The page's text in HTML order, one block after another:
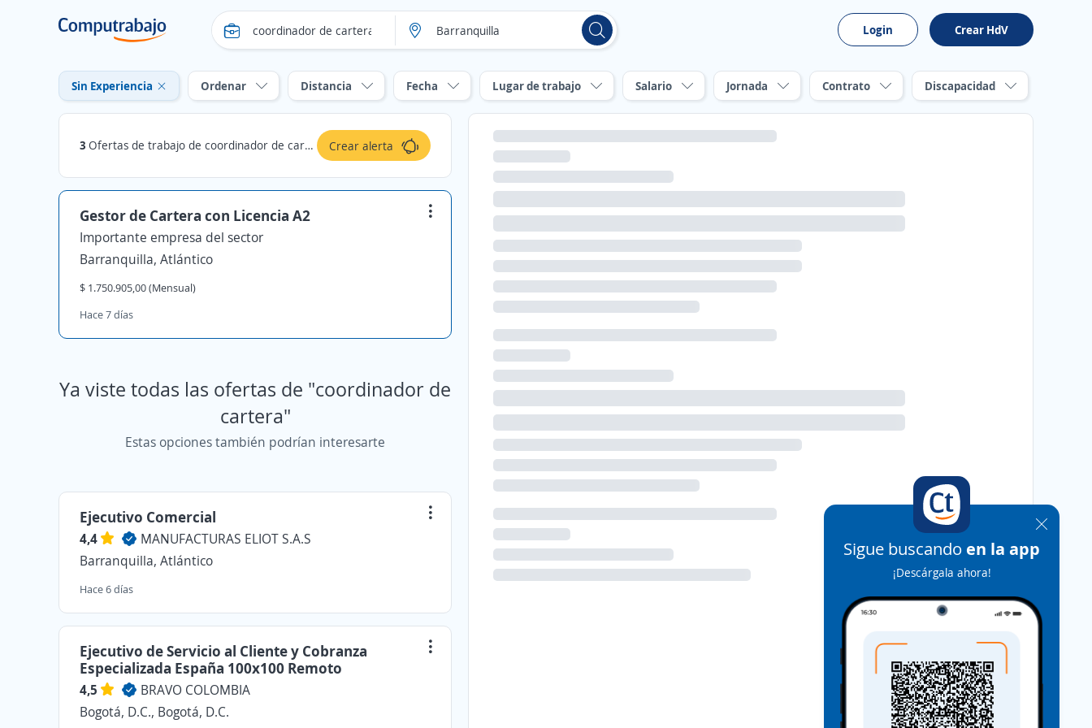
Login Crear HdV
Sin Experiencia Ordenar Distancia Fecha Lugar de trabajo Salario Jornada Contrato Discapacidad
3 Ofertas de trabajo de coordinador de cartera sin experiencia en Barranquilla, Atlántico Crear alerta
Gestor de Cartera con Licencia A2
Importante empresa del sector
Barranquilla, Atlántico
$ 1.750.905,00 (Mensual)
Hace 7 días
Ya viste todas las ofertas de "coordinador de
cartera"
Estas opciones también podrían interesarte
Ejecutivo Comercial
4,4
MANUFACTURAS ELIOT S.A.S
Barranquilla, Atlántico
Hace 6 días
Ejecutivo de Servicio al Cliente y Cobranza
Especializada España 100x100 Remoto
4,5
BRAVO COLOMBIA
Bogotá, D.C., Bogotá, D.C.
Sigue buscando en la app
¡Descárgala ahora!